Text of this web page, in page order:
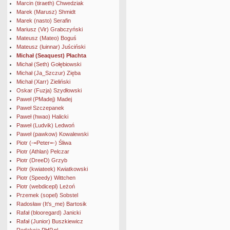
Marcin (tiraeth) Chwedziak
Marek (Marusz) Shmidt
Marek (nasto) Serafin
Mariusz (Vir) Grabczyński
Mateusz (Mateo) Boguś
Mateusz (luinnar) Juściński
Michał (Seaquest) Płachta
Michał (Seth) Gołębiowski
Michał (Ja_Szczur) Zięba
Michał (Xarr) Zieliński
Oskar (Fuzja) Szydłowski
Paweł (PMadej) Madej
Paweł Szczepanek
Paweł (hwao) Halicki
Paweł (Ludvik) Ledwoń
Paweł (pawkow) Kowalewski
Piotr (-=Peter=-) Śliwa
Piotr (Athlan) Pelczar
Piotr (DreeD) Grzyb
Piotr (kwiateek) Kwiatkowski
Piotr (Speedy) Wittchen
Piotr (webdicepl) Leżoń
Przemek (sopel) Sobstel
Radosław (It's_me) Bartosik
Rafał (blooregard) Janicki
Rafał (Junior) Buszkiewicz